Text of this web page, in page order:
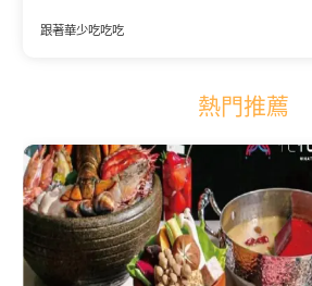
跟著華少吃吃吃
熱門推薦